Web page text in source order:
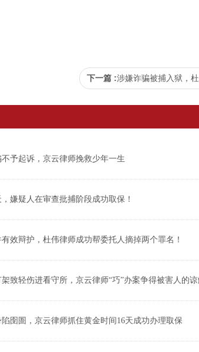
下一篇 :涉嫌诈骗被捕入狱，
予起诉，京云律师挽救少年一生
嫌疑人在审查批捕阶段成功取保！
效辩护，杜伟律师成功帮委托人摘掉两个罪名！
致轻伤进看守所，京云律师“巧”办案争得被害人的
陷囹圄，京云律师抓住黄金时间16天成功办理取保